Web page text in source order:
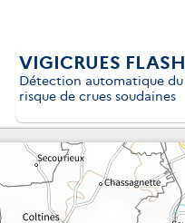
VIGICRUES FLASH
Détection automatique du
risque de crues soudaines